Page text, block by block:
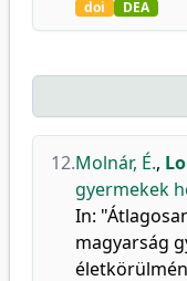
doi DEA
12.Molnár, É.,
gyermekek
In:
magyarság